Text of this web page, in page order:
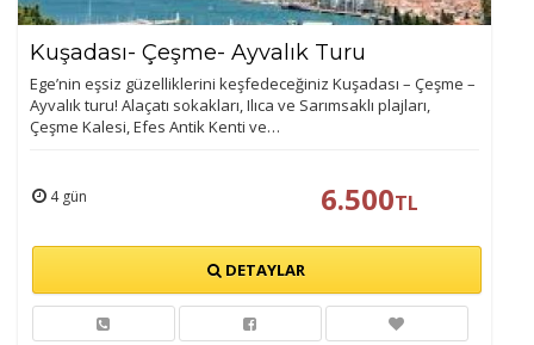
Kuşadası- Çeşme- Ayvalık Turu
Ege’nin eşsiz güzelliklerini keşfedeceğiniz Kuşadası – Çeşme –
Ayvalık turu! Alaçatı sokakları, Ilıca ve Sarımsaklı plajları,
Çeşme Kalesi, Efes Antik Kenti ve…
4 gün 6.500TL
DETAYLAR